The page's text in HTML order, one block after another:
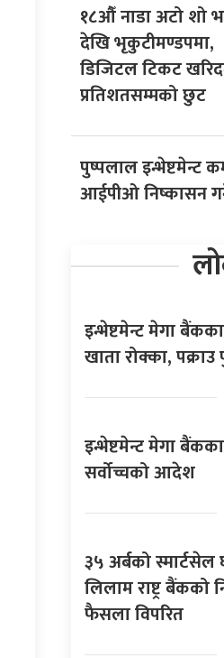
१८औँ नाडा अटो शो
देखि भृकुटीमण्डपमा,
डिजिटल टिकट
प्रतिशतसम्मको छुट
पुष्पलाल इन्भेष्टमेन्ट
आईपीओ निष्कासन
इन्भेष्टमेन्ट मेगा
खाता रोक्का, पक्राउ
इन्भेष्टमेन्ट मेगा
सर्वोच्चको आदेश
३५ अर्बको स्मार्टसेल
लिलाम राष्ट्र बैंकको
फैसला विपरित